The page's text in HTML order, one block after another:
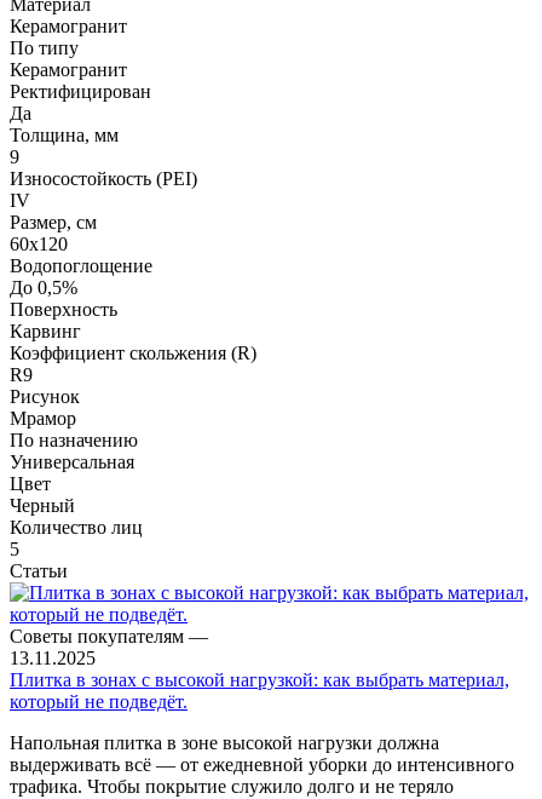
Керамогранит
По типу
Керамогранит
Ректифицирован
Да
Толщина, мм
9
Износостойкость (PEI)
IV
Размер, см
60х120
Водопоглощение
До 0,5%
Поверхность
Карвинг
Коэффициент скольжения (R)
R9
Рисунок
Мрамор
По назначению
Универсальная
Цвет
Черный
Количество лиц
5
Статьи
Советы покупателям —
13.11.2025
Плитка в зонах с высокой нагрузкой: как выбрать материал,
который не подведёт.
Напольная плитка в зоне высокой нагрузки должна
выдерживать всё — от ежедневной уборки до интенсивного
трафика. Чтобы покрытие служило долго и не теряло